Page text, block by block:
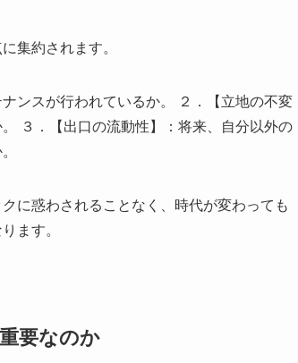
集約されます。
ンスが行われているか。 ２．【立地の不変
３．【出口の流動性】：将来、自分以外の
に惑わされることなく、時代が変わっても
ます。
要なのか